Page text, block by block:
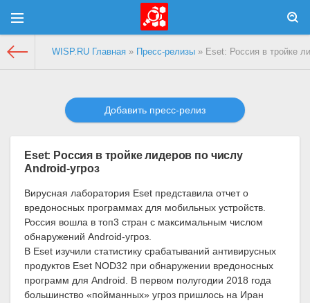
WISP.RU Главная » Пресс-релизы » Eset: Россия в тройке
Добавить пресс-релиз
Eset: Россия в тройке лидеров по числу
Android-угроз
Вирусная лаборатория Eset представила отчет о
вредоносных программах для мобильных устройств.
Россия вошла в топ3 стран с максимальным числом
обнаружений Android-угроз.
В Eset изучили статистику срабатываний антивирусных
продуктов Eset NOD32 при обнаружении вредоносных
программ для Android. В первом полугодии 2018 года
большинство «пойманных» угроз пришлось на Иран